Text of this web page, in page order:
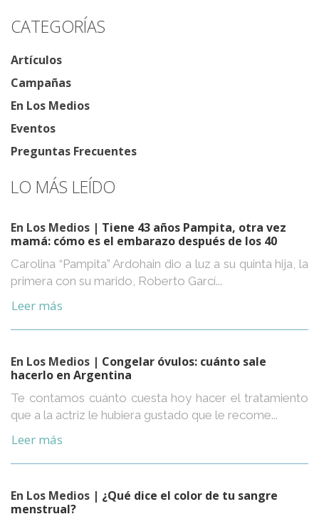
CATEGORÍAS
Artículos
Campañas
En Los Medios
Eventos
Preguntas Frecuentes
LO MÁS LEÍDO
En Los Medios | Tiene 43 años Pampita, otra vez
mamá: cómo es el embarazo después de los 40
Carolina “Pampita” Ardohain dio a luz a su quinta hija, la
primera con su marido, Roberto Garcí...
Leer más
En Los Medios | Congelar óvulos: cuánto sale
hacerlo en Argentina
Te contamos cuánto cuesta hoy hacer el tratamiento
que a la actriz le hubiera gustado que le recome...
Leer más
En Los Medios | ¿Qué dice el color de tu sangre
menstrual?